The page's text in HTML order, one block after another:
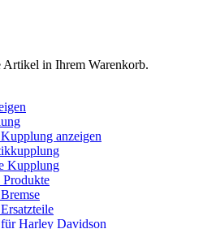
Artikel in Ihrem Warenkorb.
anzeigen
Kupplung
Produkte
Harley Davidson